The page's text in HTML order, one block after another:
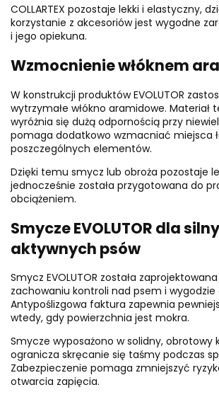
COLLARTEX pozostaje lekki i elastyczny,
korzystanie z akcesoriów jest wygodne
i jego opiekuna.
Wzmocnienie włóknem
W konstrukcji produktów EVOLUTOR
wytrzymałe włókno aramidowe. Materiał
wyróżnia się dużą odpornością przy
pomaga dodatkowo wzmacniać miejsca
poszczególnych elementów.
Dzięki temu smycz lub obroża pozostaje
jednocześnie została przygotowana do
obciążeniem.
Smycze EVOLUTOR dla
aktywnych psów
Smycz EVOLUTOR została
zachowaniu kontroli nad psem i wygodzie
Antypoślizgowa faktura zapewnia
wtedy, gdy powierzchnia jest mokra.
Smycze wyposażono w solidny, obrotowy
ogranicza skręcanie się taśmy podczas
Zabezpieczenie pomaga zmniejszyć
otwarcia zapięcia.